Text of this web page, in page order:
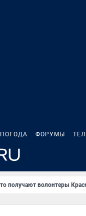
ПОГОДА ФОРУМЫ
получают волонтеры